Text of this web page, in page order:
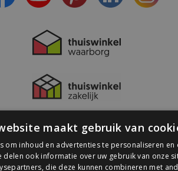
maakt gebruik van
om inhoud en advertenties te personaliseren en
delen ook informatie over uw gebruik van onze
die deze kunnen combineren met